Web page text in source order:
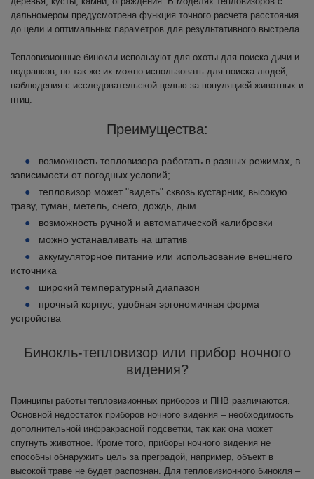
дальномером предусмотрена функция точного расчета расстояния
до цели и оптимальных параметров для результативного выстрела.
Тепловизионные бинокли используют для охоты для поиска дичи и
подранков, но так же их можно использовать для поиска людей,
наблюдения с исследовательской целью за популяцией животных и
птиц.
Преимущества:
возможность тепловизора работать в разных режимах, в
зависимости от погодных условий;
тепловизор может "видеть" сквозь кустарник, высокую
траву, туман, метель, снего, дождь, дым
возможность ручной и автоматической калибровки
можно устанавливать на штатив
аккумуляторное питание или использование внешнего
источника
широкий температурный диапазон
прочный корпус, удобная эргономичная форма
устройства
Бинокль-тепловизор или прибор ночного
видения?
Принципы работы тепловизионных приборов и ПНВ различаются.
Основной недостаток приборов ночного видения – необходимость
дополнительной инфракрасной подсветки, так как она может
спугнуть животное. Кроме того, приборы ночного видения не
способны обнаружить цель за преградой, например, объект в
высокой траве не будет распознан. Для тепловизионного бинокля –